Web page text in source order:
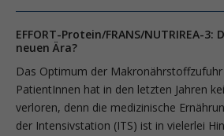
EFFORT-Protein/FRANS/NUTRIREA-3:
neuen Ära?
Das Optimum der
PatientInnen hat in den letzten Jahren
verloren, denn die medizinische
der Intensivstation (ITS) ist in vielerlei